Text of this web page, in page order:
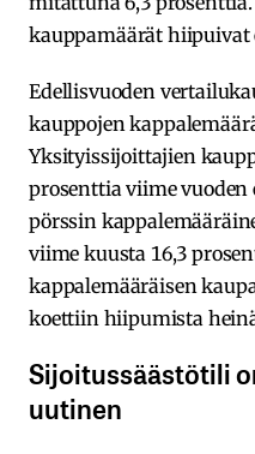
kauppamäärät hiipuivat
Edellisvuoden
kauppojen
Yksityissijoittajien
prosenttia viime
pörssin
viime kuusta 16,3
kappalemääräisen
koettiin hiipumista
Sijoitussäästötili
uutinen